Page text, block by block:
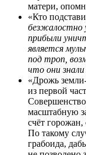
матери,
«Кто
безжалостно
прибыли
является
под троп,
что они знали
«Дрожь
из первой
масштабную
счёт
По такому
грабоида,